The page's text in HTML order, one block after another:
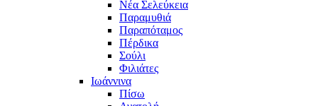
Νέα Σελεύκεια
Παραμυθιά
Παραπόταμος
Πέρδικα
Σούλι
Φιλιάτες
Ιωάννινα
Πίσω